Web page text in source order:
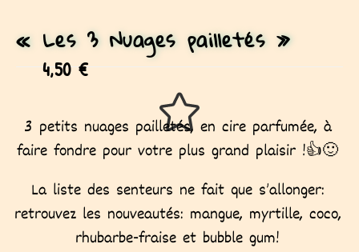
« Les 3 Nuages pailletés »
4,50€
3 petits nuages ​​pailletés, en cire parfumée, à
faire fondre pour votre plus grand plaisir !👍🙂
La liste des senteurs ne fait que s’allonger:
retrouvez les nouveautés: mangue, myrtille, coco,
rhubarbe-fraise et bubble gum!